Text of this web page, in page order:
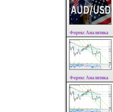
Форекс Аналитика
Форекс Аналитика